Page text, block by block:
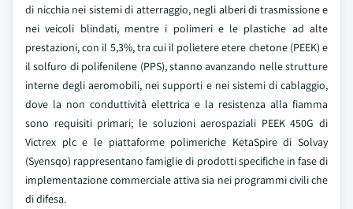
di nicchia nei sistemi di atterraggio, negli alberi di trasmissione e
nei veicoli blindati, mentre i polimeri e le plastiche ad alte
prestazioni, con il 5,3%, tra cui il polietere etere chetone (PEEK) e
il solfuro di polifenilene (PPS), stanno avanzando nelle strutture
interne degli aeromobili, nei supporti e nei sistemi di cablaggio,
dove la non conduttività elettrica e la resistenza alla fiamma
sono requisiti primari; le soluzioni aerospaziali PEEK 450G di
Victrex plc e le piattaforme polimeriche KetaSpire di Solvay
(Syensqo) rappresentano famiglie di prodotti specifiche in fase di
implementazione commerciale attiva sia nei programmi civili che
di difesa.